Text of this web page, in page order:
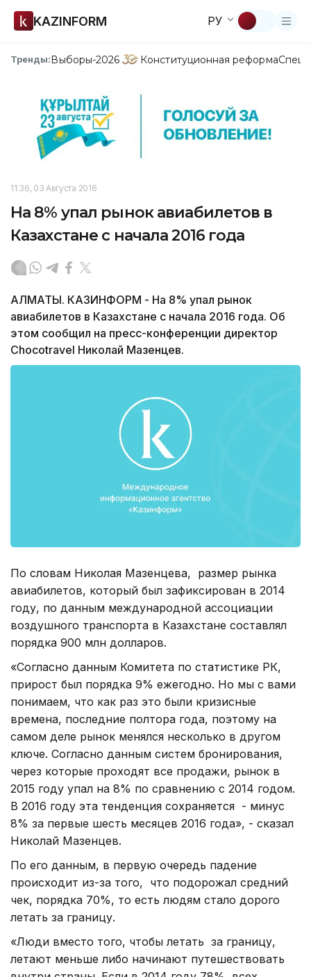
KAZINFORM РУ
Тренды:Выборы-2026 Конституционная реформа
11:36, 03 Августа 2016
На 8% упал рынок авиабилетов в
Казахстане с начала 2016 года
АЛМАТЫ. КАЗИНФОРМ - На 8% упал рынок
авиабилетов в Казахстане с начала 2016 года. Об
этом сообщил на пресс-конференции директор
Сhocotravel Николай Мазенцев.
По словам Николая Мазенцева, размер рынка
авиабилетов, который был зафиксирован в 2014
году, по данным международной ассоциации
воздушного транспорта в Казахстане составлял
порядка 900 млн долларов.
«Согласно данным Комитета по статистике РК,
прирост был порядка 9% ежегодно. Но мы с вами
понимаем, что как раз это были кризисные
времена, последние полтора года, поэтому на
самом деле рынок менялся несколько в другом
ключе. Согласно данным систем бронирования,
через которые проходят все продажи, рынок в
2015 году упал на 8% по сравнению с 2014 годом.
В 2016 году эта тенденция сохраняется - минус
8% за первые шесть месяцев 2016 года», - сказал
Николай Мазенцев.
По его данным, в первую очередь падение
происходит из-за того, что подорожал средний
чек, порядка 70%, то есть людям стало дорого
летать за границу.
«Люди вместо того, чтобы летать за границу,
летают меньше либо начинают путешествовать